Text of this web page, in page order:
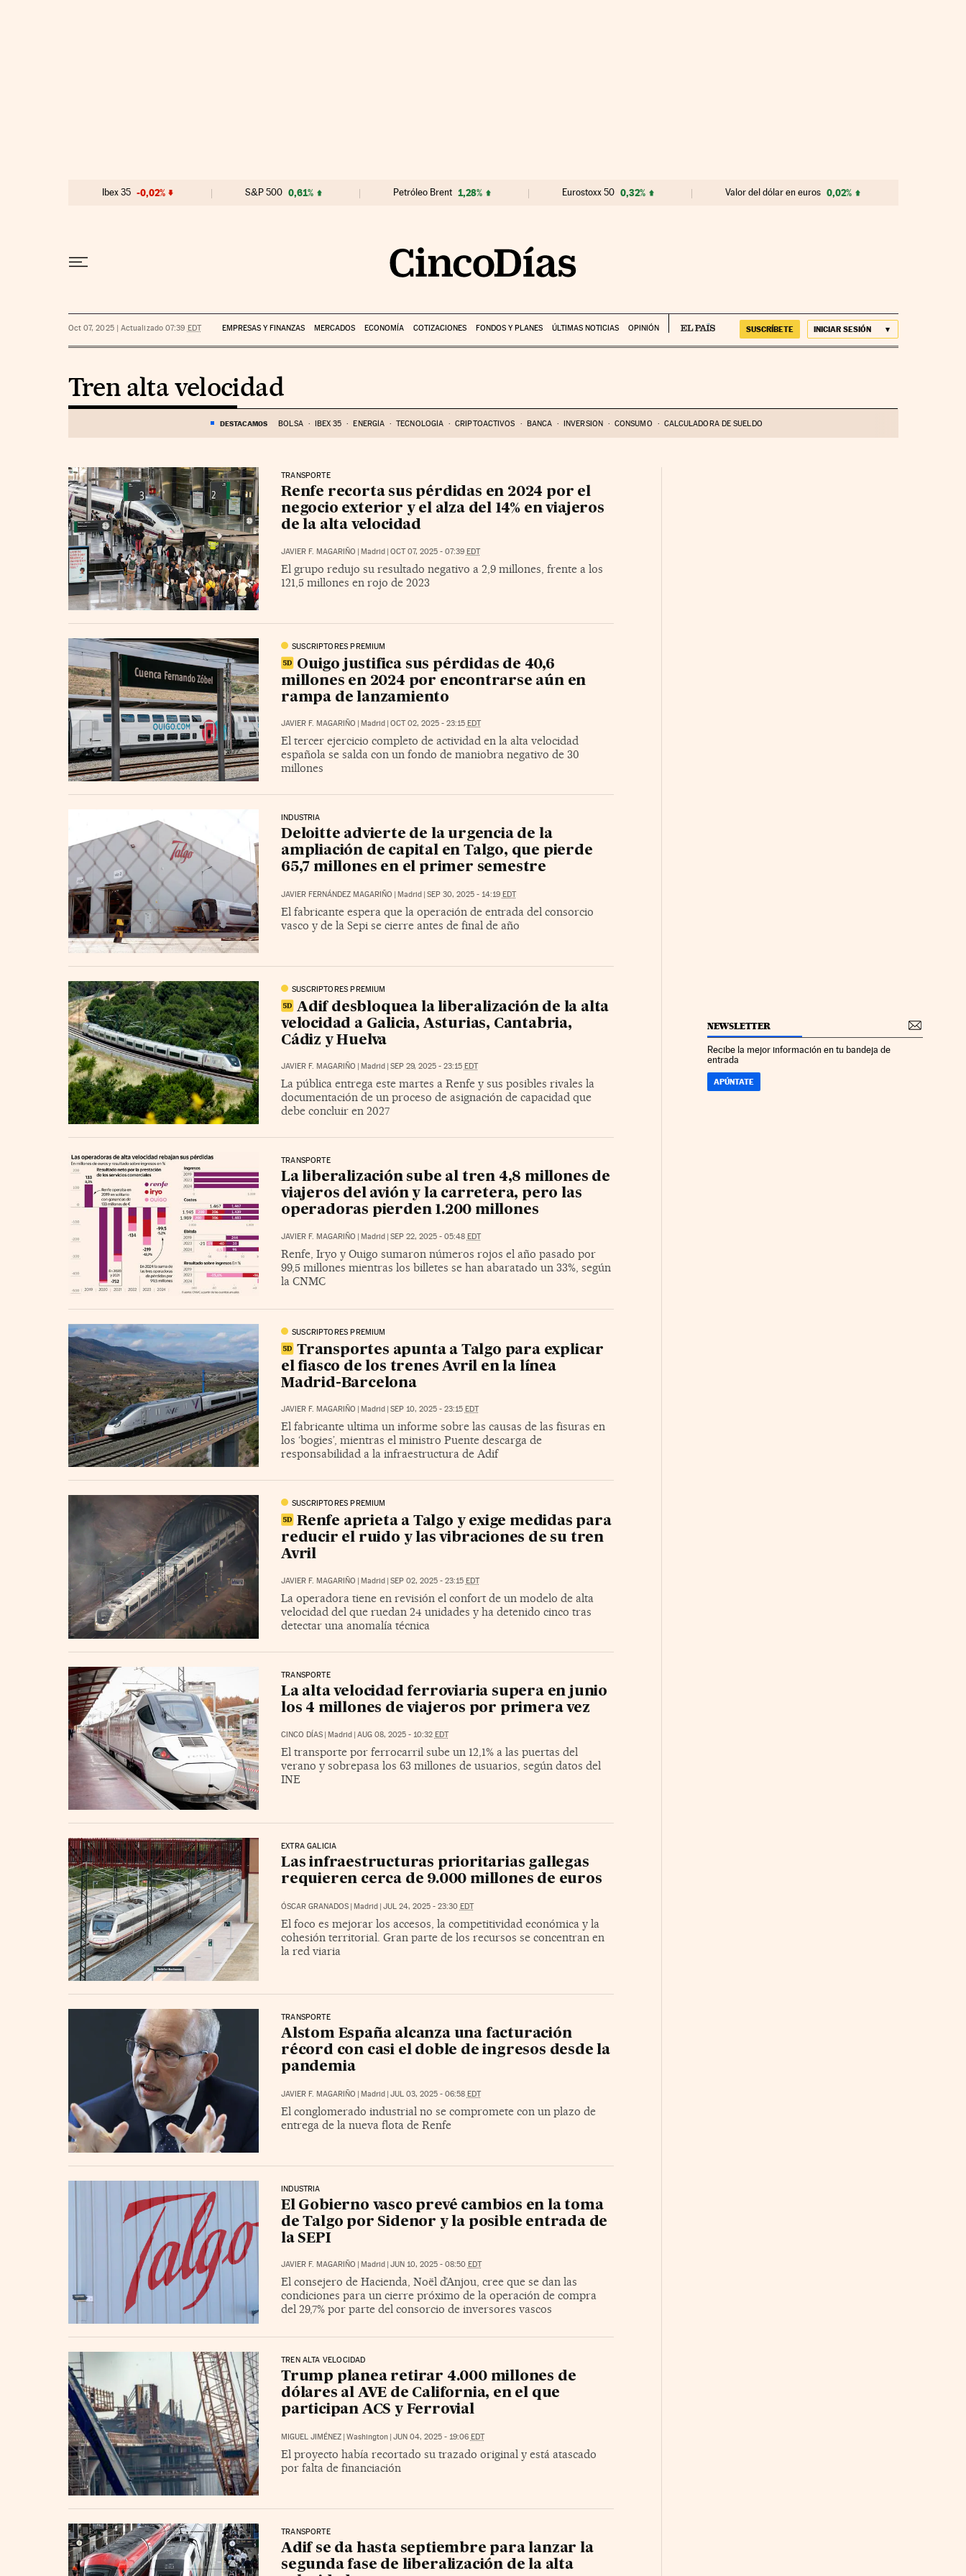
Ibex 35 -0,02% S&P 500 0,61% Petróleo Brent 1,28% Eurostoxx 50 0,32% Valor del dólar en euros 0,02%
Oct 07, 2025 | Actualizado 07:39 EDT EMPRESAS Y FINANZAS MERCADOS ECONOMÍA COTIZACIONES FONDOS Y PLANES ÚLTIMAS NOTICIAS OPINIÓN SUSCRÍBETE INICIAR SESIÓN
Tren alta velocidad
DESTACAMOS BOLSA IBEX 35 ENERGÍA TECNOLOGÍA CRIPTOACTIVOS BANCA INVERSIÓN CONSUMO CALCULADORA DE SUELDO
TRANSPORTE
Renfe recorta sus pérdidas en 2024 por el
negocio exterior y el alza del 14% en viajeros
de la alta velocidad
JAVIER F. MAGARIÑO | Madrid | OCT 07, 2025 - 07:39 EDT
El grupo redujo su resultado negativo a 2,9 millones, frente a los
121,5 millones en rojo de 2023
SUSCRIPTORES PREMIUM
Ouigo justifica sus pérdidas de 40,6
millones en 2024 por encontrarse aún en
rampa de lanzamiento
JAVIER F. MAGARIÑO Madrid OCT 02, 2025 - 23:15 EDT
El tercer ejercicio completo de actividad en la alta velocidad
española se salda con un fondo de maniobra negativo de 30
millones
INDUSTRIA
Deloitte advierte de la urgencia de la
ampliación de capital en Talgo, que pierde
65,7 millones en el primer semestre
JAVIER FERNÁNDEZ MAGARIÑO | Madrid | SEP 30, 2025 - 14:19 EDT
El fabricante espera que la operación de entrada del consorcio
vasco y de la Sepi se cierre antes de final de año
SUSCRIPTORES PREMIUM
Adif desbloquea la liberalización de la alta
velocidad a Galicia, Asturias, Cantabria,
Cádiz y Huelva
JAVIER F. MAGARIÑO Madrid SEP 29, 2025 - 23:15 EDT
La pública entrega este martes a Renfe y sus posibles rivales la
documentación de un proceso de asignación de capacidad que
debe concluir en 2027
TRANSPORTE
La liberalización sube al tren 4,8 millones de
viajeros del avión y la carretera, pero las
operadoras pierden 1.200 millones
JAVIER F. MAGARIÑO | Madrid | SEP 22, 2025 - 05:48 EDT
Renfe, Iryo y Ouigo sumaron números rojos el año pasado por
99,5 millones mientras los billetes se han abaratado un 33%, según
la CNMC
SUSCRIPTORES PREMIUM
Transportes apunta a Talgo para explicar
el fiasco de los trenes Avril en la línea
Madrid-Barcelona
JAVIER F. MAGARIÑO Madrid SEP 10, 2025 - 23:15 EDT
El fabricante ultima un informe sobre las causas de las fisuras en
los ‘bogies’, mientras el ministro Puente descarga de
responsabilidad a la infraestructura de Adif
SUSCRIPTORES PREMIUM
Renfe aprieta a Talgo y exige medidas para
reducir el ruido y las vibraciones de su tren
Avril
JAVIER F. MAGARIÑO | Madrid | SEP 02, 2025 - 23:15 EDT
La operadora tiene en revisión el confort de un modelo de alta
velocidad del que ruedan 24 unidades y ha detenido cinco tras
detectar una anomalía técnica
TRANSPORTE
La alta velocidad ferroviaria supera en junio
los 4 millones de viajeros por primera vez
CINCO DÍAS Madrid AUG 08, 2025 - 10:32 EDT
El transporte por ferrocarril sube un 12,1% a las puertas del
verano y sobrepasa los 63 millones de usuarios, según datos del
INE
EXTRA GALICIA
Las infraestructuras prioritarias gallegas
requieren cerca de 9.000 millones de euros
ÓSCAR GRANADOS | Madrid | JUL 24, 2025 - 23:30 EDT
El foco es mejorar los accesos, la competitividad económica y la
cohesión territorial. Gran parte de los recursos se concentran en
la red viaria
TRANSPORTE
Alstom España alcanza una facturación
récord con casi el doble de ingresos desde la
pandemia
JAVIER F. MAGARIÑO | Madrid | JUL 03, 2025 - 06:58 EDT
El conglomerado industrial no se compromete con un plazo de
entrega de la nueva flota de Renfe
INDUSTRIA
El Gobierno vasco prevé cambios en la toma
de Talgo por Sidenor y la posible entrada de
la SEPI
JAVIER F. MAGARIÑO Madrid JUN 10, 2025 - 08:50 EDT
El consejero de Hacienda, Noël d’Anjou, cree que se dan las
condiciones para un cierre próximo de la operación de compra
del 29,7% por parte del consorcio de inversores vascos
TREN ALTA VELOCIDAD
Trump planea retirar 4.000 millones de
dólares al AVE de California, en el que
participan ACS y Ferrovial
MIGUEL JIMÉNEZ | Washington | JUN 04, 2025 - 19:06 EDT
El proyecto había recortado su trazado original y está atascado
por falta de financiación
TRANSPORTE
Adif se da hasta septiembre para lanzar la
segunda fase de liberalización de la alta
NEWSLETTER
Recibe la mejor información en tu bandeja de
entrada
APÚNTATE